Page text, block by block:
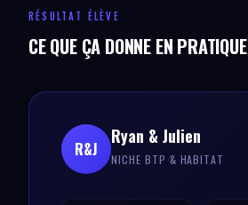
RÉSULTAT ÉLÈVE
CE QUE ÇA DONNE EN PRATIQUE
R&J
Ryan & Julien
NICHE BTP & HABITAT